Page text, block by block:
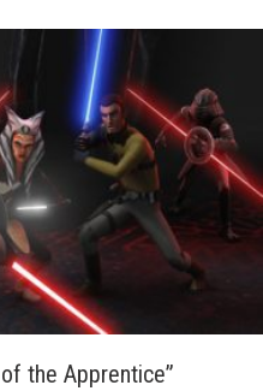
the Apprentice”